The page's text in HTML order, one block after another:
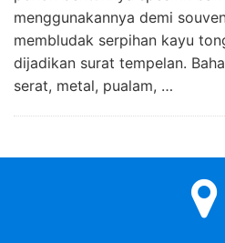
menggunakannya demi
membludak serpihan kayu
dijadikan surat tempelan.
serat, metal, pualam, …